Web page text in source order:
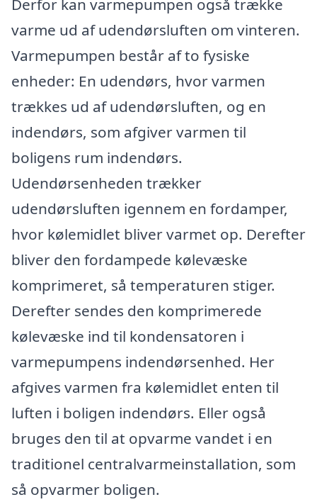
Derfor kan varmepumpen også trække
varme ud af udendørsluften om vinteren.
Varmepumpen består af to fysiske
enheder: En udendørs, hvor varmen
trækkes ud af udendørsluften, og en
indendørs, som afgiver varmen til
boligens rum indendørs.
Udendørsenheden trækker
udendørsluften igennem en fordamper,
hvor kølemidlet bliver varmet op. Derefter
bliver den fordampede kølevæske
komprimeret, så temperaturen stiger.
Derefter sendes den komprimerede
kølevæske ind til kondensatoren i
varmepumpens indendørsenhed. Her
afgives varmen fra kølemidlet enten til
luften i boligen indendørs. Eller også
bruges den til at opvarme vandet i en
traditionel centralvarmeinstallation, som
så opvarmer boligen.